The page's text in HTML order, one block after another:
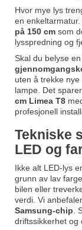
Hvor mye lys
en
på 150 cm som
lysspredning og
Skal du belyse
uten å trekke
lampe. Det
cm Limea T8
profesjonell
Tekniske
LED og
Ikke alt LED-lys
grunn av lav
bilen eller
verdi. Vi anbefaler
Samsung-chip .
driftssikkerhet og